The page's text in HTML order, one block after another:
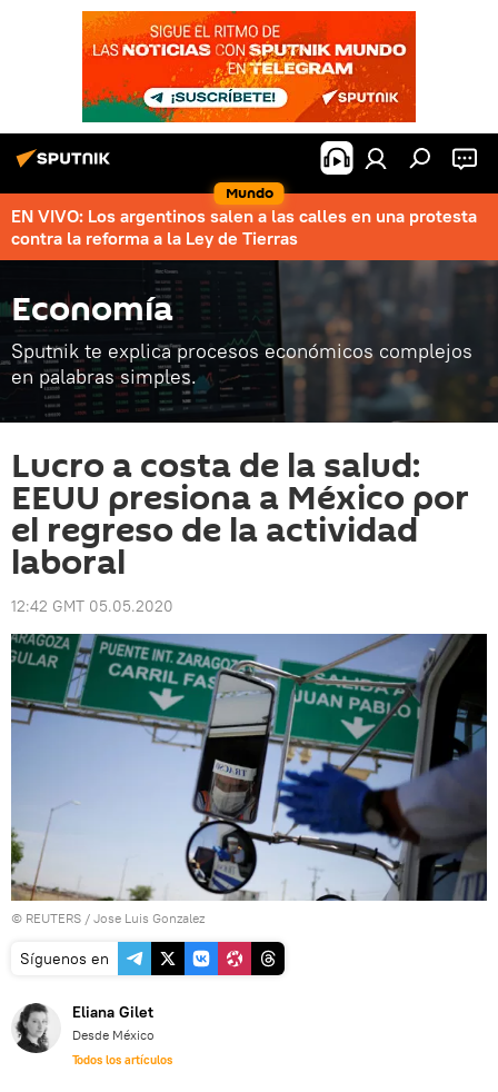
Mundo
EN VIVO: Los argentinos salen a las calles en una protesta
contra la reforma a la Ley de Tierras
Economía
Sputnik te explica procesos económicos complejos
en palabras simples.
Lucro a costa de la salud:
EEUU presiona a México por
el regreso de la actividad
laboral
12:42 GMT 05.05.2020
© REUTERS / Jose Luis Gonzalez
Síguenos en
Eliana Gilet
Desde México
Todos los artículos